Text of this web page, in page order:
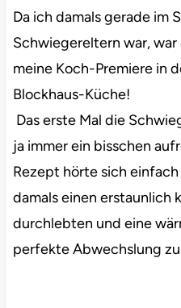
Da ich damals gerade im
Schwiegereltern war,
meine Koch-Premiere in
Blockhaus-Küche!
Das erste Mal die
ja immer ein bisschen
Rezept hörte sich
damals einen erstaunlich
durchlebten und eine
perfekte Abwechslung